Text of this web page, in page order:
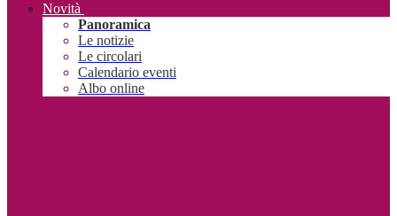
Novità
Panoramica
Le notizie
Le circolari
Calendario eventi
Albo online